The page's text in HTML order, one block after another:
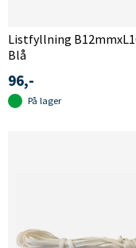
Listfyllning
Blå
96,-
På lager